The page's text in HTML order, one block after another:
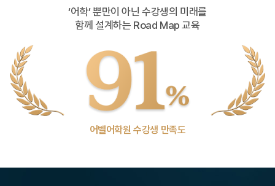
‘어학’ 뿐만이 아닌 수강생의 미래를
함께 설계하는 Road Map 교육
어벨어학원 수강생 만족도